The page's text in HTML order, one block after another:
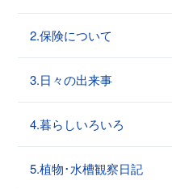
2.保険について
3.日々の出来事
4.暮らしいろいろ
5.植物･水槽観察日記